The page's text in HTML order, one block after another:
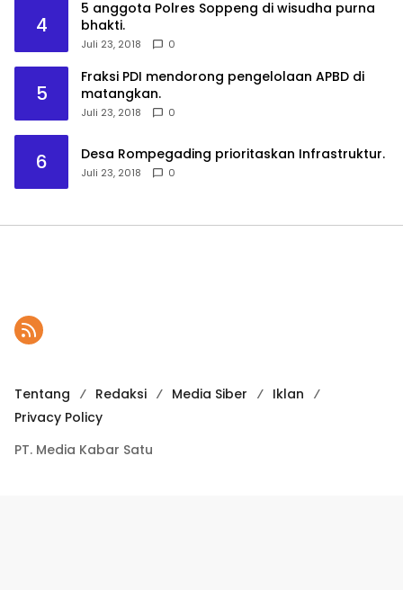
4
5 anggota Polres Soppeng di wisudha purna
bhakti.
Juli 23, 2018 0
5
Fraksi PDI mendorong pengelolaan APBD di
matangkan.
Juli 23, 2018 0
6 Desa Rompegading prioritaskan Infrastruktur.
Juli 23, 2018 0
Tentang Redaksi Media Siber
Iklan
Privacy Policy
PT. Media Kabar Satu